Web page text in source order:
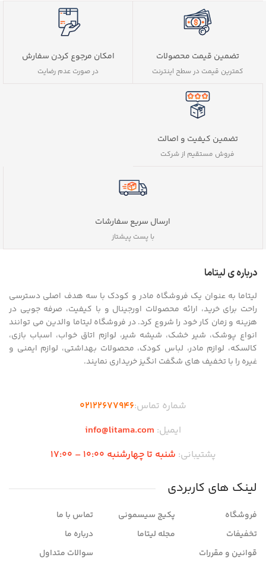
تضمین قیمت محصولات
کمترین قیمت در سطح اینترنت
امکان مرجوع کردن سفارش
در صورت عدم رضایت
تضمین کیفیت و اصالت
فروش مستقیم از شرکت
ارسال سریع سفارشات
با پست پیشتاز
درباره ی لیتاما
لیتاما به عنوان یک فروشگاه مادر و کودک با سه هدف اصلی دسترسی
راحت برای خرید، ارائه محصولات اورجینال و با کیفیت، صرفه جویی در
هزینه و زمان کار خود را شروع کرد. در فروشگاه لیتاما والدین می توانند
انواع پوشک، شیر خشک، شیشه شیر، لوازم اتاق خواب، اسباب بازی،
کالسکه، لوازم مادر، لباس کودک، محصولات بهداشتی، لوازم ایمنی و
غیره را با تخفیف های شگفت انگیز خریداری نمایند.
شماره تماس:02122677946
ایمیل: info@litama.com
پشتیبانی: شنبه تا چهارشنبه 10:00 – 17:00
لینک های کاربردی
فروشگاه
تخفیفات
قوانین و مقررات
پکیج سیسمونی
مجله لیتاما
تماس با ما
درباره ما
سوالات متداول